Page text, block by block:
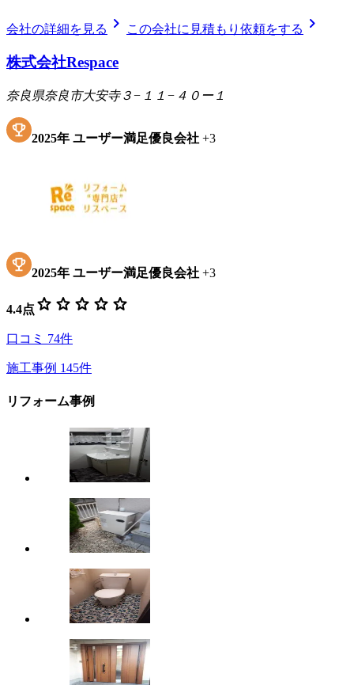
会社の詳細を見る chevron_right この会社に見積もり依頼をする chevron_right
株式会社Respace
奈良県奈良市大安寺３−１１−４０ー１
2025年 ユーザー満足優良会社 +3
2025年 ユーザー満足優良会社 +3
4.4点 star star star star star
口コミ 74件
施工事例 145件
リフォーム事例